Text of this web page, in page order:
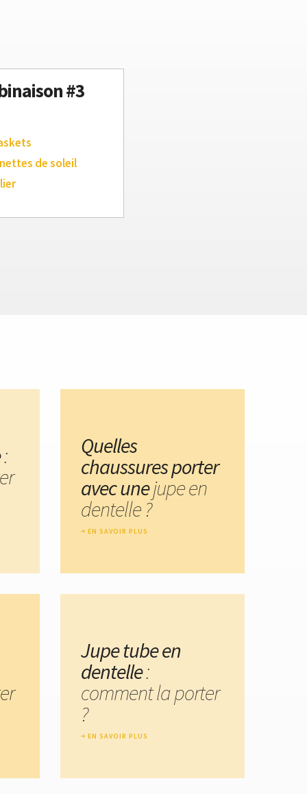
#3
de soleil
:
Quelles
chaussures porter
avec unejupe en
dentelle ?
EN SAVOIR PLUS
Jupe tube en
dentelle:
comment la porter
?
EN SAVOIR PLUS